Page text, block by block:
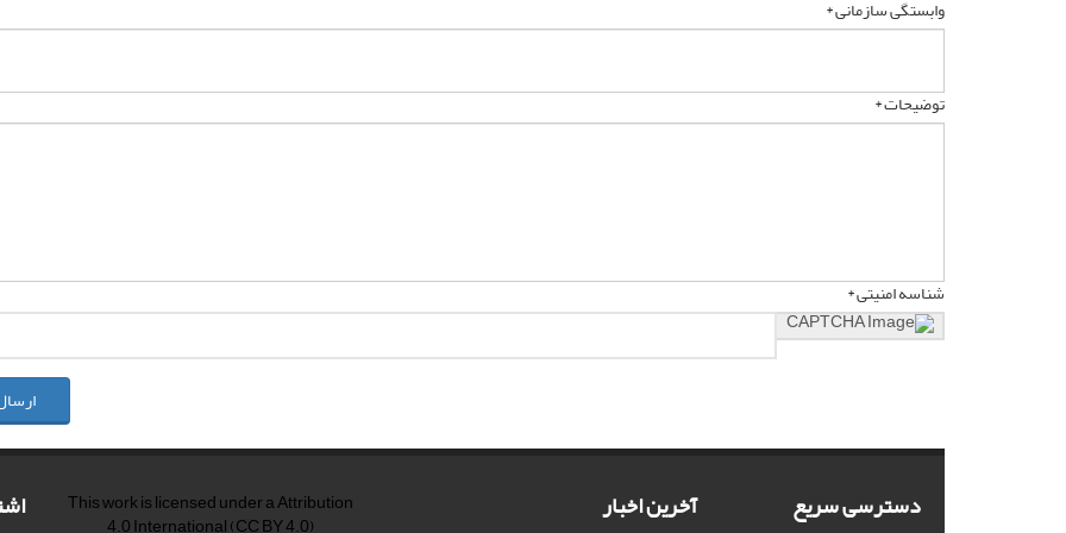
وابستگی سازمانی *
توضیحات *
شناسه امنیتی *
دسترسی سریع آخرین اخبار This work is licensed under aAttribution